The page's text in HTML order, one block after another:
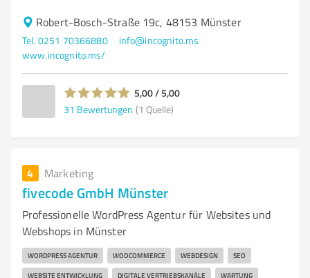
Robert-Bosch-Straße 19c, 48153 Münster
Tel. 0251 70366880
info@incognito.ms
www.incognito.ms/
5,00 / 5,00
31 Bewertungen (1 Quelle)
4 Marketing
fivecode GmbH Münster
Professionelle WordPress Agentur für Websites und
Webshops in Münster
WORDPRESS AGENTUR WOOCOMMERCE WEBDESIGN SEO
WEBSITE ENTWICKLUNG DIGITALE VERTRIEBSKANÄLE WARTUNG